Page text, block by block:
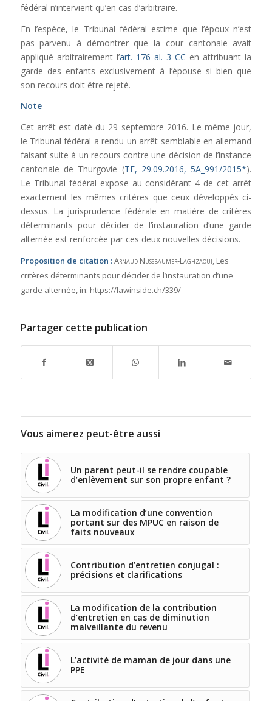
fédéral n’intervient qu’en cas d’arbitraire.
En l’espèce, le Tribunal fédéral estime que l’époux n’est
pas parvenu à démontrer que la cour cantonale avait
appliqué arbitrairement l’art. 176 al. 3 CC en attribuant la
garde des enfants exclusivement à l’épouse si bien que
son recours doit être rejeté.
Note
Cet arrêt est daté du 29 septembre 2016. Le même jour,
le Tribunal fédéral a rendu un arrêt semblable en allemand
faisant suite à un recours contre une décision de l’instance
cantonale de Thurgovie (TF, 29.09.2016, 5A_991/2015*).
Le Tribunal fédéral expose au considérant 4 de cet arrêt
exactement les mêmes critères que ceux développés ci-
dessus. La jurisprudence fédérale en matière de critères
déterminants pour décider de l’instauration d’une garde
alternée est renforcée par ces deux nouvelles décisions.
Proposition de citation :Arnaud Nussbaumer-Laghzaoui, Les
critères déterminants pour décider de l’instauration d’une
garde alternée, in: https://lawinside.ch/339/
Partager cette publication
Vous aimerez peut-être aussi
Un parent peut-il se rendre coupable
d’enlèvement sur son propre enfant ?
La modification d’une convention
portant sur des MPUC en raison de
faits nouveaux
Contribution d’entretien conjugal :
précisions et clarifications
La modification de la contribution
d’entretien en cas de diminution
malveillante du revenu
L’activité de maman de jour dans une
PPE